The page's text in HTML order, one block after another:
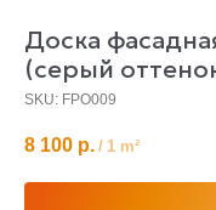
Доска
(серый
SKU: FPO009
8 100 р. / 1 m²